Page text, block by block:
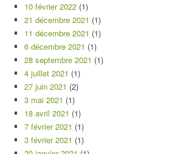
10 février 2022 (1)
21 décembre 2021 (1)
11 décembre 2021 (1)
6 décembre 2021 (1)
28 septembre 2021 (1)
4 juillet 2021 (1)
27 juin 2021 (2)
3 mai 2021 (1)
18 avril 2021 (1)
7 février 2021 (1)
3 février 2021 (1)